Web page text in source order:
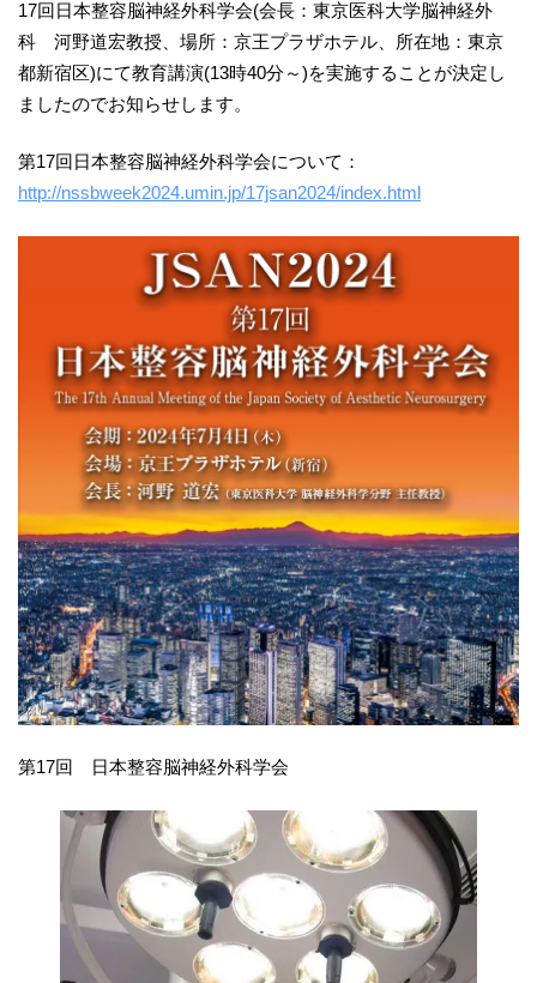
17回日本整容脳神経外科学会(会長：東京医科大学脳神経外
科 河野道宏教授、場所：京王プラザホテル、所在地：東京
都新宿区)にて教育講演(13時40分～)を実施することが決定し
ましたのでお知らせします。
第17回日本整容脳神経外科学会について：
http://nssbweek2024.umin.jp/17jsan2024/index.html
第17回 日本整容脳神経外科学会